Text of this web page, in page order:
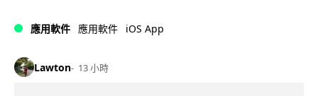
應用軟件 應用軟件 iOS App
Lawton 13 小時